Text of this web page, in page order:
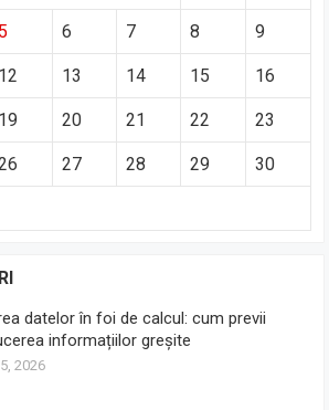
5 6 7 8 9
12 13 14 15 16
19 20 21 22 23
27 28 29 30
datelor în foi de calcul: cum previi
informațiilor greșite
2026